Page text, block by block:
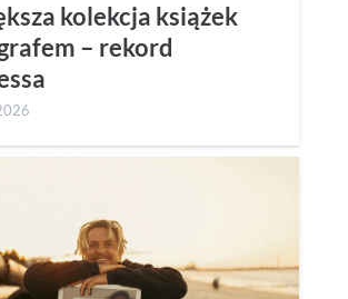
kolekcja książek
– rekord